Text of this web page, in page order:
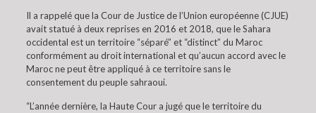
Il a rappelé que la Cour de Justice de l’Union européenne (CJUE)
avait statué à deux reprises en 2016 et 2018, que le Sahara
occidental est un territoire “séparé” et “distinct” du Maroc
conformément au droit international et qu’aucun accord avec le
Maroc ne peut être appliqué à ce territoire sans le
consentement du peuple sahraoui.
“L’année dernière, la Haute Cour a jugé que le territoire du